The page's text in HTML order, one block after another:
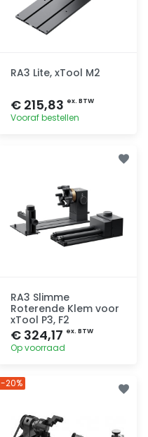
RA3 Lite, xTool M2
€ 215,83 ex. BTW
Vooraf bestellen
RA3 Slimme
Roterende Klem voor
xTool P3, F2
€ 324,17 ex. BTW
Op voorraad
-20%